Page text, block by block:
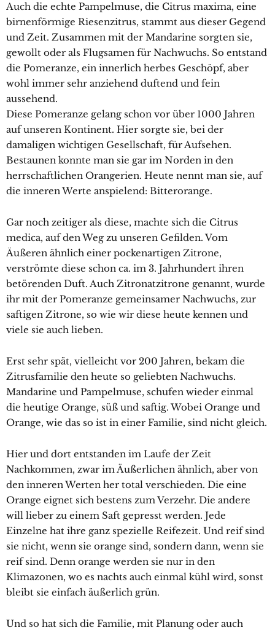
Auch die echte Pampelmuse, die Citrus maxima, eine
birnenförmige Riesenzitrus, stammt aus dieser Gegend
und Zeit. Zusammen mit der Mandarine sorgten sie,
gewollt oder als Flugsamen für Nachwuchs. So entstand
die Pomeranze, ein innerlich herbes Geschöpf, aber
wohl immer sehr anziehend duftend und fein
aussehend.
Diese Pomeranze gelang schon vor über 1000 Jahren
auf unseren Kontinent. Hier sorgte sie, bei der
damaligen wichtigen Gesellschaft, für Aufsehen.
Bestaunen konnte man sie gar im Norden in den
herrschaftlichen Orangerien. Heute nennt man sie, auf
die inneren Werte anspielend: Bitterorange.
Gar noch zeitiger als diese, machte sich die Citrus
medica, auf den Weg zu unseren Gefilden. Vom
Äußeren ähnlich einer pockenartigen Zitrone,
verströmte diese schon ca. im 3. Jahrhundert ihren
betörenden Duft. Auch Zitronatzitrone genannt, wurde
ihr mit der Pomeranze gemeinsamer Nachwuchs, zur
saftigen Zitrone, so wie wir diese heute kennen und
viele sie auch lieben.
Erst sehr spät, vielleicht vor 200 Jahren, bekam die
Zitrusfamilie den heute so geliebten Nachwuchs.
Mandarine und Pampelmuse, schufen wieder einmal
die heutige Orange, süß und saftig. Wobei Orange und
Orange, wie das so ist in einer Familie, sind nicht gleich.
Hier und dort entstanden im Laufe der Zeit
Nachkommen, zwar im Äußerlichen ähnlich, aber von
den inneren Werten her total verschieden. Die eine
Orange eignet sich bestens zum Verzehr. Die andere
will lieber zu einem Saft gepresst werden. Jede
Einzelne hat ihre ganz spezielle Reifezeit. Und reif sind
sie nicht, wenn sie orange sind, sondern dann, wenn sie
reif sind. Denn orange werden sie nur in den
Klimazonen, wo es nachts auch einmal kühl wird, sonst
bleibt sie einfach äußerlich grün.
Und so hat sich die Familie, mit Planung oder auch